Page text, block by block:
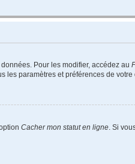
Pour les modifier, accédez au
les paramètres et préférences de votre
Cacher mon statut en ligne . Si